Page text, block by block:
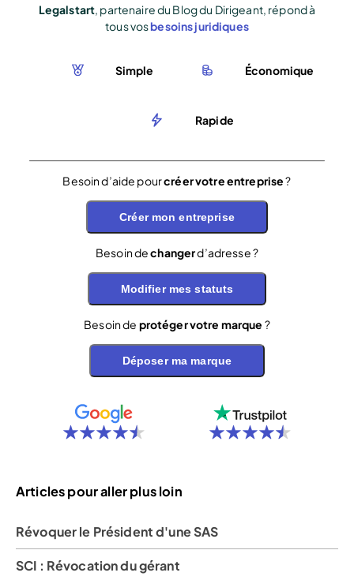
Legalstart , partenaire du Blog du Dirigeant, répond à
tous vosbesoins juridiques
Simple Économique
Rapide
Besoin d’aide pourcréer votre entreprise?
Créer mon entreprise
Besoin dechangerd’adresse ?
Modifier mes statuts
Besoin de protéger votre marque ?
Déposer ma marque
Articles pour aller plus loin
Révoquer le Président d'une SAS
SCI : Révocation du gérant